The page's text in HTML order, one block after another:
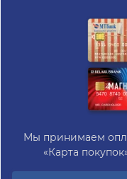
Мы принимаем
«Карта